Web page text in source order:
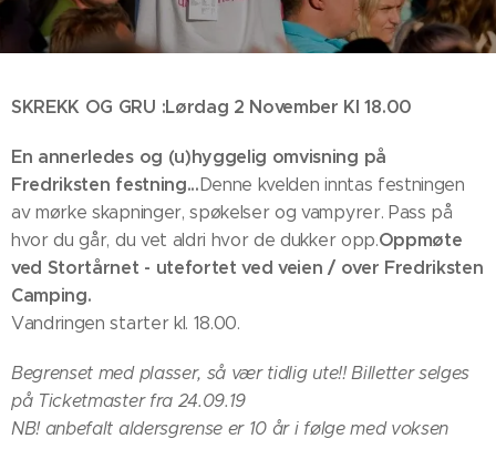
SKREKK OG GRU :Lørdag 2 November Kl 18.00
En annerledes og (u)hyggelig omvisning på
Fredriksten festning...Denne kvelden inntas festningen
av mørke skapninger, spøkelser og vampyrer. Pass på
hvor du går, du vet aldri hvor de dukker opp.Oppmøte
ved Stortårnet - utefortet ved veien / over Fredriksten
Camping.
Vandringen starter kl. 18.00.
Begrenset med plasser, så vær tidlig ute!! Billetter selges
på Ticketmaster fra 24.09.19
NB! anbefalt aldersgrense er 10 år i følge med voksen